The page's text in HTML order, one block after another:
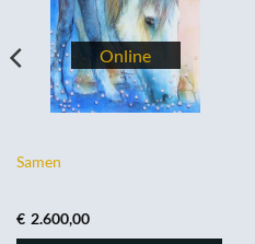
Samen
€ 2.600,00